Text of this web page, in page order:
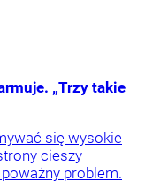
„Trzy takie
się wysokie
cieszy
problem.